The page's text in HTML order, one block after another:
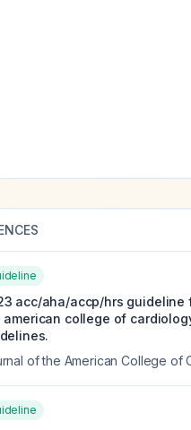
acc/aha/accp/hrs
american college of
of the American College of